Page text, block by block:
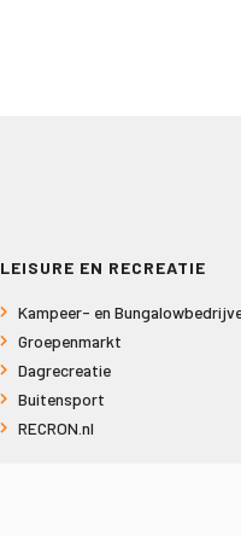
LEISURE EN RECREATIE
Kampeer- en
Groepenmarkt
Dagrecreatie
Buitensport
RECRON.nl